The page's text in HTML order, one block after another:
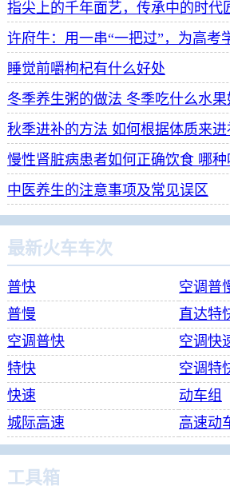
睡觉前嚼枸杞有什么好处
冬季养生粥的做法 冬季吃什么水果
秋季进补的方法 如何根据体质来进
慢性肾脏病患者如何正确饮食 哪
中医养生的注意事项及常见误区
最新火车车次
普快
空调普
普慢
直达特
空调普快
空调快
特快
空调特
快速
动车组
城际高速
高速动
工具箱